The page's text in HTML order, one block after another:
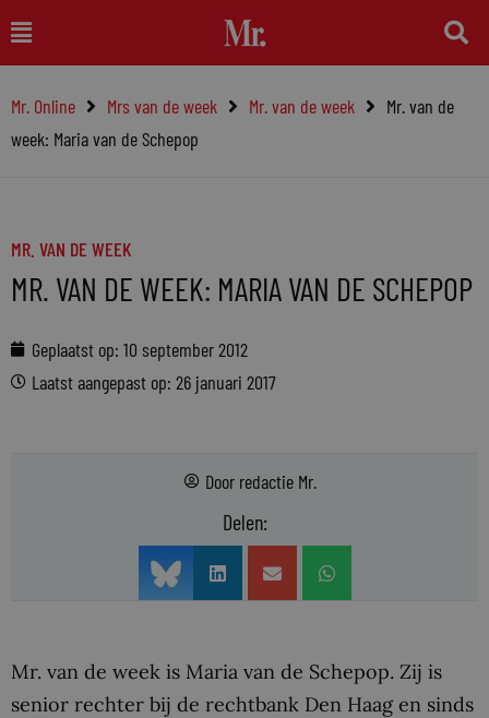
naar
inhoud
Main
Menu
Mr. Online Mrs van de week Mr. van de week
Mr. van de
week: Maria van de Schepop
MR. VAN DE WEEK
MR. VAN DE WEEK: MARIA VAN DE SCHEPOP
Geplaatst op: 10 september 2012
Laatst aangepast op: 26 januari 2017
Door redactie Mr.
Delen:
Mr. van de week is Maria van de Schepop. Zij is
senior rechter bij de rechtbank Den Haag en sinds